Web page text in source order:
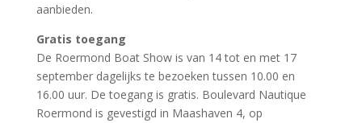
aanbieden.
Gratis toegang
De Roermond Boat Show is van 14 tot en met 17
september dagelijks te bezoeken tussen 10.00 en
16.00 uur. De toegang is gratis. Boulevard Nautique
Roermond is gevestigd in Maashaven 4, op